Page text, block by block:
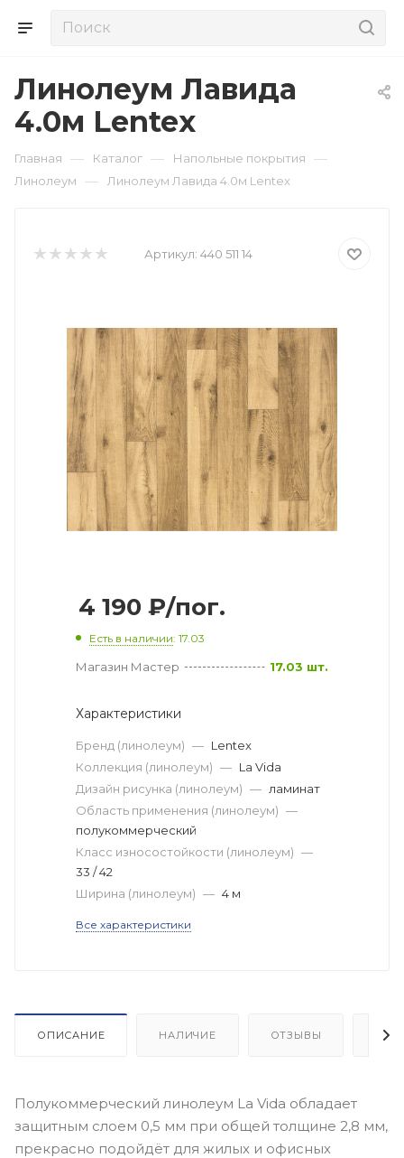
Линолеум Лавида
4.0м Lentex
Главная — Каталог — Напольные покрытия —
Линолеум — Линолеум Лавида 4.0м Lentex
Артикул: 440 511 14
4 190 ₽/пог.
Есть в наличии: 17.03
Магазин Мастер 17.03 шт.
Характеристики
Бренд (линолеум) — Lentex
Коллекция (линолеум) — La Vida
Дизайн рисунка (линолеум) — ламинат
Область применения (линолеум) —
полукоммерческий
Класс износостойкости (линолеум) —
33 / 42
Ширина (линолеум) — 4 м
Все характеристики
ОПИСАНИЕ НАЛИЧИЕ ОТЗЫВЫ
Полукоммерческий линолеум La Vida обладает
защитным слоем 0,5 мм при общей толщине 2,8 мм,
прекрасно подойдёт для жилых и офисных